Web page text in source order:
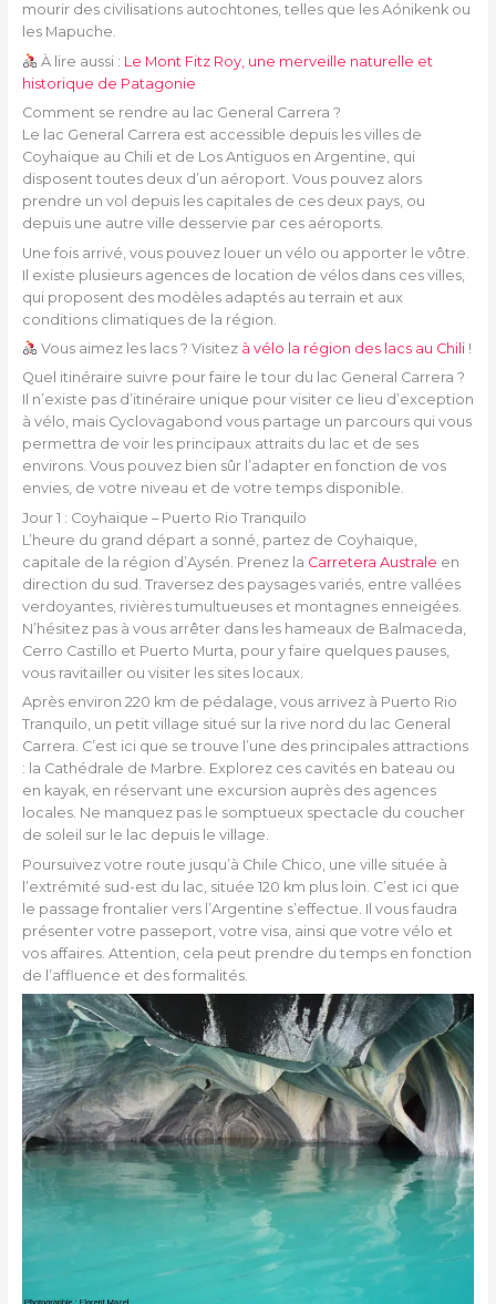
mourir des civilisations autochtones, telles que les Aónikenk ou
les Mapuche.
À lire aussi : Le Mont Fitz Roy, une merveille naturelle et
historique de Patagonie
Comment se rendre au lac General Carrera ?
Le lac General Carrera est accessible depuis les villes de
Coyhaique au Chili et de Los Antiguos en Argentine, qui
disposent toutes deux d’un aéroport. Vous pouvez alors
prendre un vol depuis les capitales de ces deux pays, ou
depuis une autre ville desservie par ces aéroports.
Une fois arrivé, vous pouvez louer un vélo ou apporter le vôtre.
Il existe plusieurs agences de location de vélos dans ces villes,
qui proposent des modèles adaptés au terrain et aux
conditions climatiques de la région.
Vous aimez les lacs ? Visitez à vélo la région des lacs au Chili !
Quel itinéraire suivre pour faire le tour du lac General Carrera ?
Il n’existe pas d’itinéraire unique pour visiter ce lieu d’exception
à vélo, mais Cyclovagabond vous partage un parcours qui vous
permettra de voir les principaux attraits du lac et de ses
environs. Vous pouvez bien sûr l’adapter en fonction de vos
envies, de votre niveau et de votre temps disponible.
Jour 1 : Coyhaique – Puerto Rio Tranquilo
L’heure du grand départ a sonné, partez de Coyhaique,
capitale de la région d’Aysén. Prenez la Carretera Australe en
direction du sud. Traversez des paysages variés, entre vallées
verdoyantes, rivières tumultueuses et montagnes enneigées.
N’hésitez pas à vous arrêter dans les hameaux de Balmaceda,
Cerro Castillo et Puerto Murta, pour y faire quelques pauses,
vous ravitailler ou visiter les sites locaux.
Après environ 220 km de pédalage, vous arrivez à Puerto Rio
Tranquilo, un petit village situé sur la rive nord du lac General
Carrera. C’est ici que se trouve l’une des principales attractions
: la Cathédrale de Marbre. Explorez ces cavités en bateau ou
en kayak, en réservant une excursion auprès des agences
locales. Ne manquez pas le somptueux spectacle du coucher
de soleil sur le lac depuis le village.
Poursuivez votre route jusqu’à Chile Chico, une ville située à
l’extrémité sud-est du lac, située 120 km plus loin. C’est ici que
le passage frontalier vers l’Argentine s’effectue. Il vous faudra
présenter votre passeport, votre visa, ainsi que votre vélo et
vos affaires. Attention, cela peut prendre du temps en fonction
de l’affluence et des formalités.